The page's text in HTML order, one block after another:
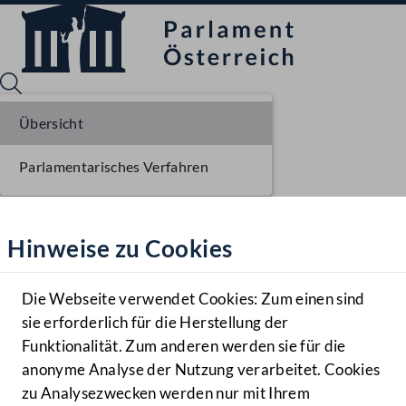
Hilfe
Benutzer
Navigationsmenü öffnen
MENÜ
Hinweise zu Cookies
Die Webseite verwendet Cookies: Zum einen sind
sie erforderlich für die Herstellung der
Funktionalität. Zum anderen werden sie für die
anonyme Analyse der Nutzung verarbeitet. Cookies
zu Analysezwecken werden nur mit Ihrem
Übersicht
Parlamentarisches Verfahren